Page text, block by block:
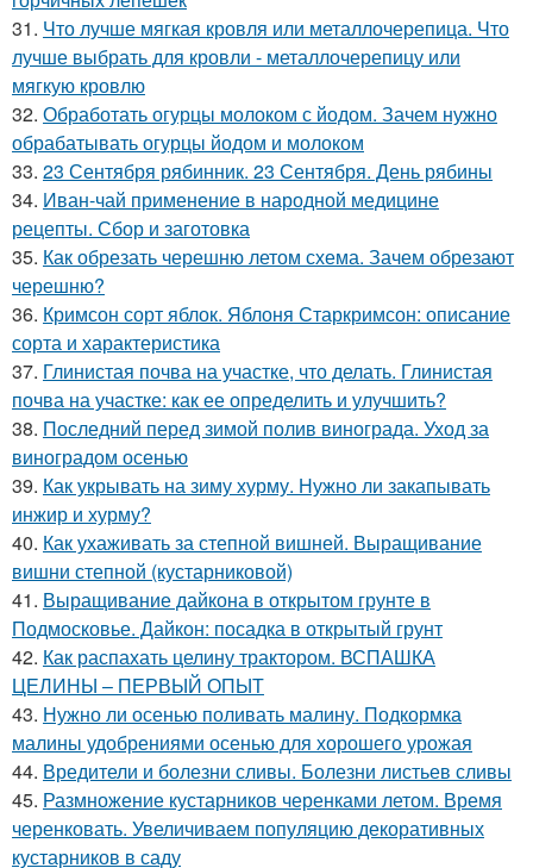
31. Что лучше мягкая кровля или металлочерепица. Что
лучше выбрать для кровли - металлочерепицу или
мягкую кровлю
32. Обработать огурцы молоком с йодом. Зачем нужно
обрабатывать огурцы йодом и молоком
33. 23 Сентября рябинник. 23 Сентября. День рябины
34. Иван-чай применение в народной медицине
рецепты. Сбор и заготовка
35. Как обрезать черешню летом схема. Зачем обрезают
черешню?
36. Кримсон сорт яблок. Яблоня Старкримсон: описание
сорта и характеристика
37. Глинистая почва на участке, что делать. Глинистая
почва на участке: как ее определить и улучшить?
38. Последний перед зимой полив винограда. Уход за
виноградом осенью
39. Как укрывать на зиму хурму. Нужно ли закапывать
инжир и хурму?
40. Как ухаживать за степной вишней. Выращивание
вишни степной (кустарниковой)
41. Выращивание дайкона в открытом грунте в
Подмосковье. Дайкон: посадка в открытый грунт
42. Как распахать целину трактором. ВСПАШКА
ЦЕЛИНЫ – ПЕРВЫЙ ОПЫТ
43. Нужно ли осенью поливать малину. Подкормка
малины удобрениями осенью для хорошего урожая
44. Вредители и болезни сливы. Болезни листьев сливы
45. Размножение кустарников черенками летом. Время
черенковать. Увеличиваем популяцию декоративных
кустарников в саду